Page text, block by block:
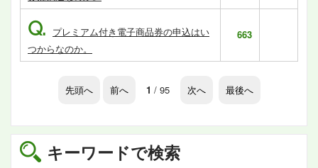
キーワードで検索
Q. プレミアム付き電子商品券の申込はい
つからなのか。
663
先頭へ 前へ 1 / 95 次へ 最後へ